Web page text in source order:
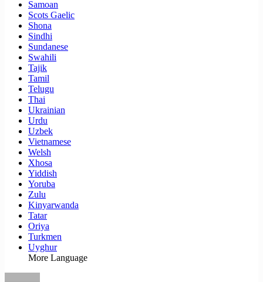
Samoan
Scots Gaelic
Shona
Sindhi
Sundanese
Swahili
Tajik
Tamil
Telugu
Thai
Ukrainian
Urdu
Uzbek
Vietnamese
Welsh
Xhosa
Yiddish
Yoruba
Zulu
Kinyarwanda
Tatar
Oriya
Turkmen
Uyghur
More Language